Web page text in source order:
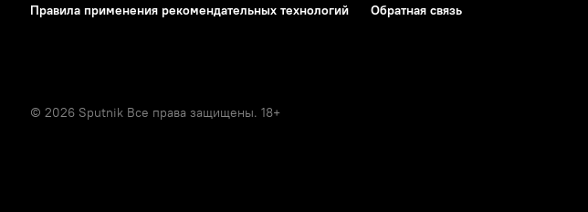
Правила применения рекомендательных технологий
Обратная связь
© 2026 Sputnik Все права защищены. 18+